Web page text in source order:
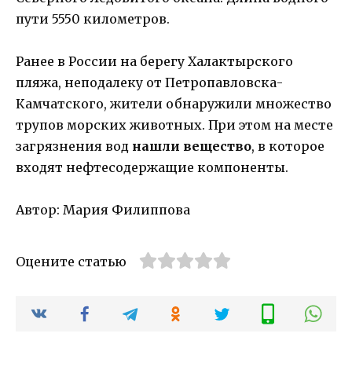
пути 5550 километров.
Ранее в России на берегу Халактырского
пляжа, неподалеку от Петропавловска-
Камчатского, жители обнаружили множество
трупов морских животных. При этом на месте
загрязнения вод нашли вещество, в которое
входят нефтесодержащие компоненты.
Автор: Мария Филиппова
Оцените статью